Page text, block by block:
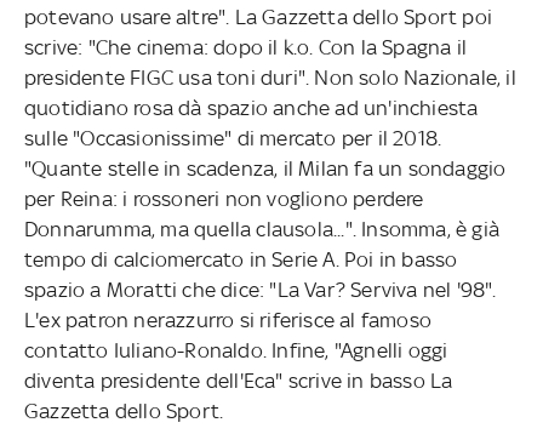
potevano usare altre". La Gazzetta dello Sport poi
scrive: "Che cinema: dopo il k.o. Con la Spagna il
presidente FIGC usa toni duri". Non solo Nazionale, il
quotidiano rosa dà spazio anche ad un'inchiesta
sulle "Occasionissime" di mercato per il 2018.
"Quante stelle in scadenza, il Milan fa un sondaggio
per Reina: i rossoneri non vogliono perdere
Donnarumma, ma quella clausola...". Insomma, è già
tempo di calciomercato in Serie A. Poi in basso
spazio a Moratti che dice: "La Var? Serviva nel '98".
L'ex patron nerazzurro si riferisce al famoso
contatto Iuliano-Ronaldo. Infine, "Agnelli oggi
diventa presidente dell'Eca" scrive in basso La
Gazzetta dello Sport.